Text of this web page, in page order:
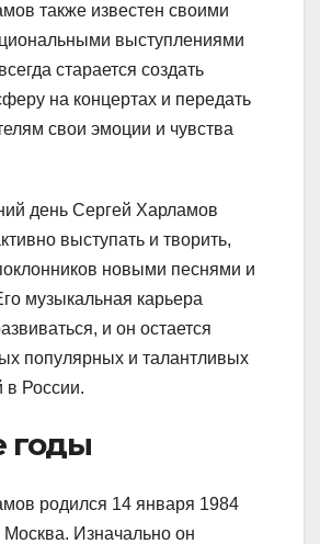
также известен своими
выступлениями
старается создать
на концертах и передать
свои эмоции и чувства
день Сергей Харламов
выступать и творить,
новыми песнями и
музыкальная карьера
и он остается
популярных и талантливых
в России.
годы
родился 14 января 1984
Москва. Изначально он